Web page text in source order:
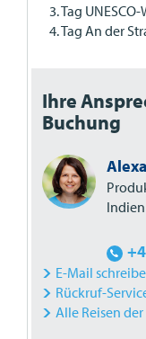
3. Tag
4. Tag An der
Ihre
Buchung
Indien
E-Mail
Rückruf-
Alle Reisen